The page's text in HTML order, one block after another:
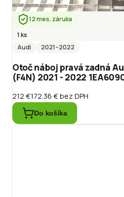
12 mes. záruka
1 ks
Audi
2021–2022
Otoč náboj pravá zadná
(F4N) 2021 - 2022
212 €172.36 €bez DPH
Do košíka